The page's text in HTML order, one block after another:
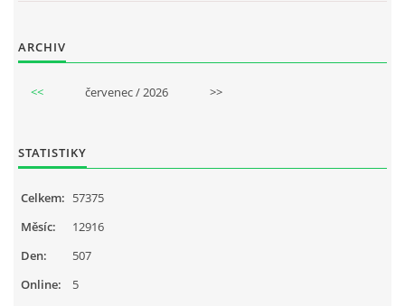
ARCHIV
<< červenec / 2026 >>
STATISTIKY
Online: 5
Celkem: 57375
Měsíc:
12916
Den:
507